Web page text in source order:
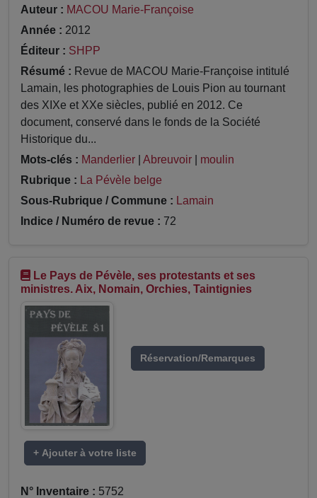
Auteur : MACOU Marie-Françoise
Année : 2012
Éditeur : SHPP
Résumé : Revue de MACOU Marie-Françoise intitulé
Lamain, les photographies de Louis Pion au tournant
des XIXe et XXe siècles, publié en 2012. Ce
document, conservé dans le fonds de la Société
Historique du...
Mots-clés : Manderlier Abreuvoir
moulin
Rubrique : La Pévèle belge
Sous-Rubrique / Commune : Lamain
Indice / Numéro de revue : 72
Le Pays de Pévèle, ses protestants et ses
ministres. Aix, Nomain, Orchies, Taintignies
Réservation/Remarques
+ Ajouter à votre liste
N° Inventaire : 5752